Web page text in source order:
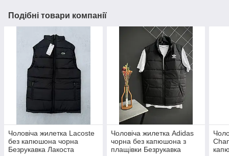
Подібні товари компанії
Чоловіча жилетка Lacoste
без капюшона чорна
Безрукавка Лакоста
Чоловіча жилетка Adidas
чорна без капюшона з
плащівки Безрукавка